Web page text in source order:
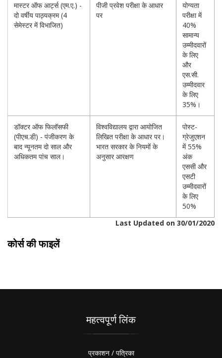
मास्टर ऑफ आर्ट्स (एम.ए.) -
दो वर्षीय पाठ्यक्रम (4
सेमेस्टर में विभाजित)
पीजी प्रवेश परीक्षा के आधार
पर
योग्यता
परीक्षा में
40%
सामान्य
उम्मीदवारों
के लिए
और
एस.सी.
उम्मीदवार
के लिए
35%।
डॉक्टर ऑफ फिलॉसफी
(पीएच.डी) - पंजीकरण के
बाद न्यूनतम दो साल और
अधिकतम पांच साल।
विश्वविद्यालय द्वारा आयोजित
लिखित परीक्षा के आधार पर।
भारत सरकार के नियमों के
अनुसार आरक्षण
पोस्ट-
ग्रेजुएशन
में 55%
अंक
एससी और
एसटी
उम्मीदवारों
के लिए
50%
Last Updated on 30/01/2020
कोर्स की फाइलें
महत्वपूर्ण लिंक
प्रकाशन / पत्रिका